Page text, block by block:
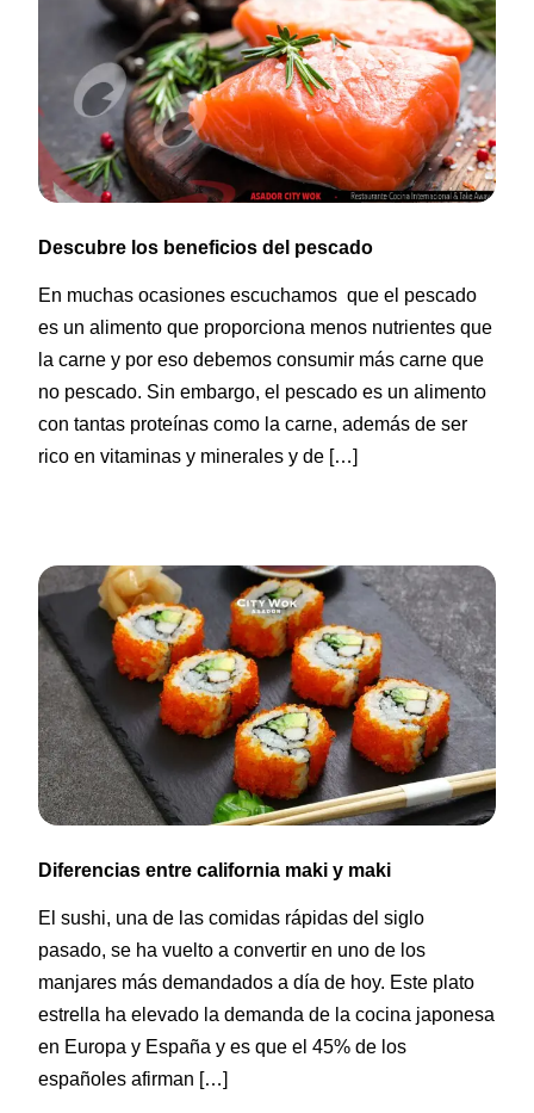
Descubre los beneficios del pescado
En muchas ocasiones escuchamos que el pescado
es un alimento que proporciona menos nutrientes que
la carne y por eso debemos consumir más carne que
no pescado. Sin embargo, el pescado es un alimento
con tantas proteínas como la carne, además de ser
rico en vitaminas y minerales y de […]
Diferencias entre california maki y maki
El sushi, una de las comidas rápidas del siglo
pasado, se ha vuelto a convertir en uno de los
manjares más demandados a día de hoy. Este plato
estrella ha elevado la demanda de la cocina japonesa
en Europa y España y es que el 45% de los
españoles afirman […]